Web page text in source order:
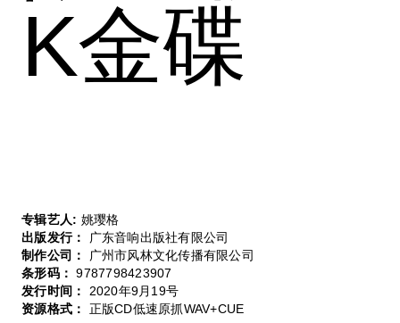
K金碟
专辑艺人: 姚璎格
出版发行：
广东音响出版社有限公司
制作公司：
广州市风林文化传播有限公司
条形码：9787798423907
发行时间： 2020年9月19号
资源格式： 正版CD低速原抓WAV+CUE